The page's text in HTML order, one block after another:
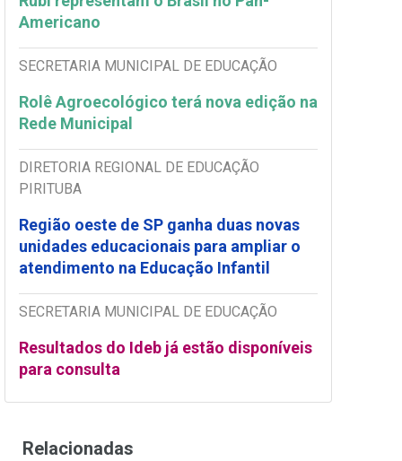
Americano
SECRETARIA MUNICIPAL DE EDUCAÇÃO
Rolê Agroecológico terá nova edição na
Rede Municipal
DIRETORIA REGIONAL DE EDUCAÇÃO
PIRITUBA
Região oeste de SP ganha duas novas
unidades educacionais para ampliar o
atendimento na Educação Infantil
SECRETARIA MUNICIPAL DE EDUCAÇÃO
Resultados do Ideb já estão disponíveis
para consulta
Relacionadas